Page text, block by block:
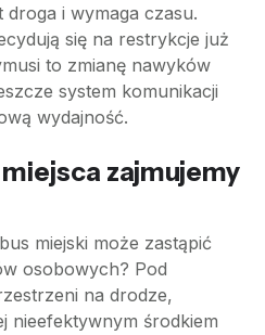
i wymaga czasu.
się na restrykcje już
to zmianę nawyków
system komunikacji
wydajność.
zajmujemy
miejski może zastąpić
osobowych? Pod
na drodze,
nieefektywnym środkiem